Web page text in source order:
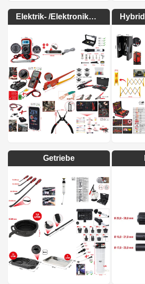
Elektrik- /Elektronikwerkzeuge
Getriebe